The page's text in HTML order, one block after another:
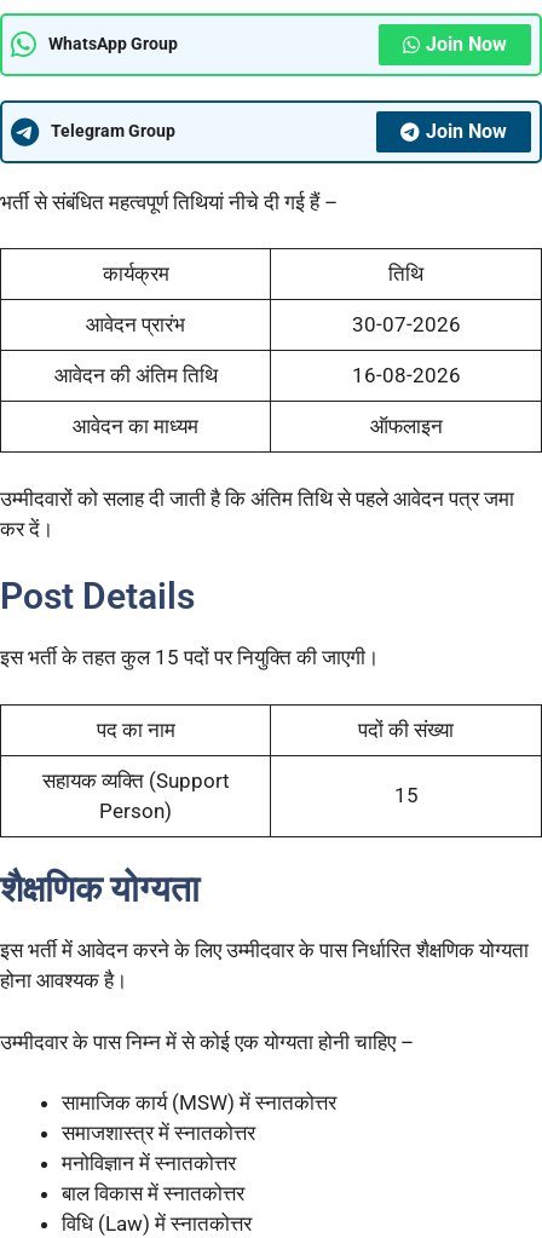
WhatsApp Group Join Now
Telegram Group Join Now
भर्ती से संबंधित महत्वपूर्ण तिथियां नीचे दी गई हैं –
कार्यक्रम तिथि
आवेदन प्रारंभ 30-07-2026
आवेदन की अंतिम तिथि 16-08-2026
आवेदन का माध्यम ऑफलाइन
उम्मीदवारों को सलाह दी जाती है कि अंतिम तिथि से पहले आवेदन पत्र जमा
कर दें।
Post Details
इस भर्ती के तहत कुल 15 पदों पर नियुक्ति की जाएगी।
पद का नाम पदों की संख्या
सहायक व्यक्ति (Support
Person)
15
शैक्षणिक योग्यता
इस भर्ती में आवेदन करने के लिए उम्मीदवार के पास निर्धारित शैक्षणिक योग्यता
होना आवश्यक है।
उम्मीदवार के पास निम्न में से कोई एक योग्यता होनी चाहिए –
सामाजिक कार्य (MSW) में स्नातकोत्तर
समाजशास्त्र में स्नातकोत्तर
मनोविज्ञान में स्नातकोत्तर
बाल विकास में स्नातकोत्तर
विधि (Law) में स्नातकोत्तर